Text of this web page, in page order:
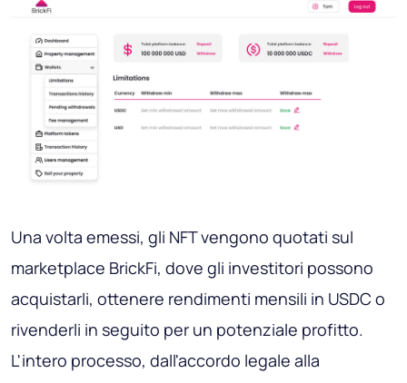
Una volta emessi, gli NFT vengono quotati sul
marketplace BrickFi, dove gli investitori possono
acquistarli, ottenere rendimenti mensili in USDC o
rivenderli in seguito per un potenziale profitto.
L'intero processo, dall'accordo legale alla